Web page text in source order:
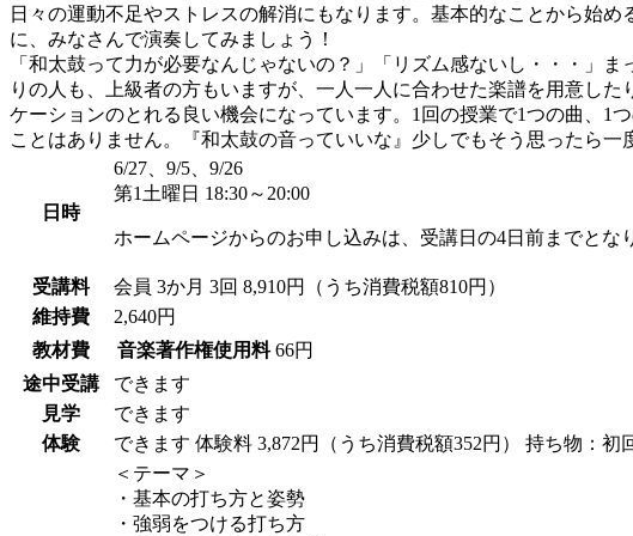
日々の運動不足やストレスの解消にもなります。基本的なことから始
に、みなさんで演奏してみましょう！
「和太鼓って力が必要なんじゃないの？」「リズム感ないし・・・」
りの人も、上級者の方もいますが、一人一人に合わせた楽譜を用意し
ケーションのとれる良い機会になっています。1回の授業で1つの曲、1
ことはありません。『和太鼓の音っていいな』少しでもそう思ったら
日時
6/27、9/5、9/26
第1土曜日 18:30～20:00
ホームページからのお申し込みは、受講日の4日前までとな
受講料 会員 3か月 3回 8,910円（うち消費税額810円）
維持費
2,640円
教材費
音楽著作権使用料 66円
途中受講
できます
見学
できます
体験
できます 体験料 3,872円（うち消費税額352円） 持ち物：初
＜テーマ＞
・基本の打ち方と姿勢
・強弱をつける打ち方